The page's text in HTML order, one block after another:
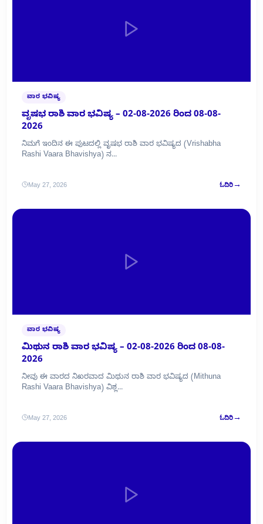
ವಾರ ಭವಿಷ್ಯ
ವೃಷಭ ರಾಶಿ ವಾರ ಭವಿಷ್ಯ – 02-08-2026 ರಿಂದ 08-08-
2026
ನಿಮಗೆ ಇಂದಿನ ಈ ಪುಟದಲ್ಲಿ ವೃಷಭ ರಾಶಿ ವಾರ ಭವಿಷ್ಯದ (Vrishabha
Rashi Vaara Bhavishya) ನ...
May 27, 2026 ಓದಿರಿ→
ವಾರ ಭವಿಷ್ಯ
ಮಿಥುನ ರಾಶಿ ವಾರ ಭವಿಷ್ಯ – 02-08-2026 ರಿಂದ 08-08-
2026
ನೀವು ಈ ವಾರದ ನಿಖರವಾದ ಮಿಥುನ ರಾಶಿ ವಾರ ಭವಿಷ್ಯದ (Mithuna
Rashi Vaara Bhavishya) ವಿಶ್ಲ...
May 27, 2026 ಓದಿರಿ→